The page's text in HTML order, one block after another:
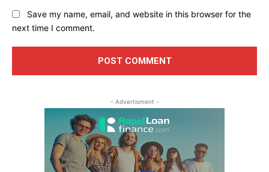
Save my name, email, and website in this browser for the
next time I comment.
- Advertisment -